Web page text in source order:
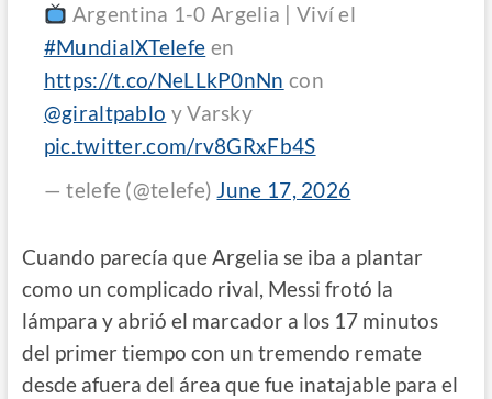
Argentina 1-0 Argelia | Viví el
#MundialXTelefe en
https://t.co/NeLLkP0nNn con
@giraltpablo y Varsky
pic.twitter.com/rv8GRxFb4S
— telefe (@telefe) June 17, 2026
Cuando parecía que Argelia se iba a plantar
como un complicado rival, Messi frotó la
lámpara y abrió el marcador a los 17 minutos
del primer tiempo con un tremendo remate
desde afuera del área que fue inatajable para el